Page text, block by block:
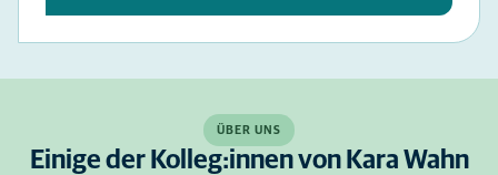
ÜBER UNS
Einige der Kolleg:innen von Kara Wahn